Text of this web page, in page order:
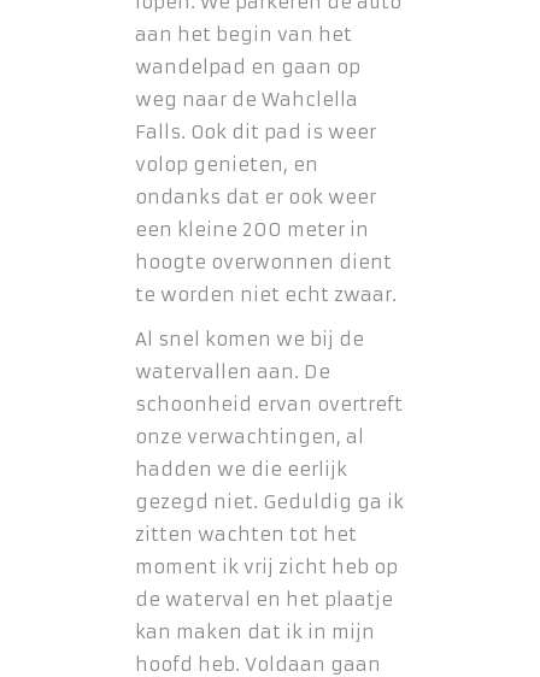
aan het begin van het
wandelpad en gaan op
weg naar de Wahclella
Falls. Ook dit pad is weer
volop genieten, en
ondanks dat er ook weer
een kleine 200 meter in
hoogte overwonnen dient
te worden niet echt zwaar.
Al snel komen we bij de
watervallen aan. De
schoonheid ervan overtreft
onze verwachtingen, al
hadden we die eerlijk
gezegd niet. Geduldig ga ik
zitten wachten tot het
moment ik vrij zicht heb op
de waterval en het plaatje
kan maken dat ik in mijn
hoofd heb. Voldaan gaan